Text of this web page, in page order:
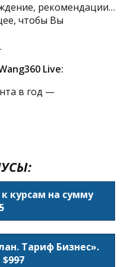
рекомендации…
чтобы Вы
Live:
в год —
курсам на сумму
Тариф Бизнес».
$997